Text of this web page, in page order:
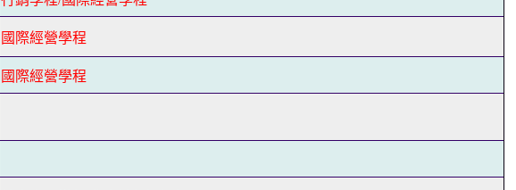
國際經營學程
國際經營學程